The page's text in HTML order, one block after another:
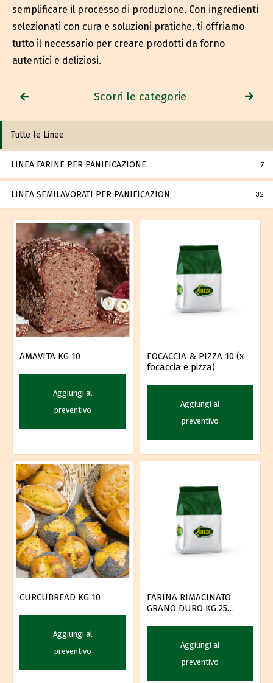
semplificare il processo di produzione. Con ingredienti
selezionati con cura e soluzioni pratiche, ti offriamo
tutto il necessario per creare prodotti da forno
autentici e deliziosi.
Scorri le categorie
Tutte le Linee
LINEA FARINE PER PANIFICAZIONE 7
LINEA SEMILAVORATI PER PANIFICAZION 32
AMAVITA KG 10
Aggiungi al
preventivo
FOCACCIA & PIZZA 10 (x
focaccia e pizza)
Aggiungi al
preventivo
CURCUBREAD KG 10
Aggiungi al
preventivo
FARINA RIMACINATO
GRANO DURO KG 25
Aggiungi al
preventivo